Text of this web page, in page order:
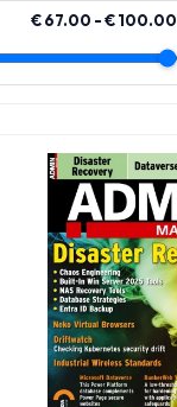
€ 67.00 - € 100.00